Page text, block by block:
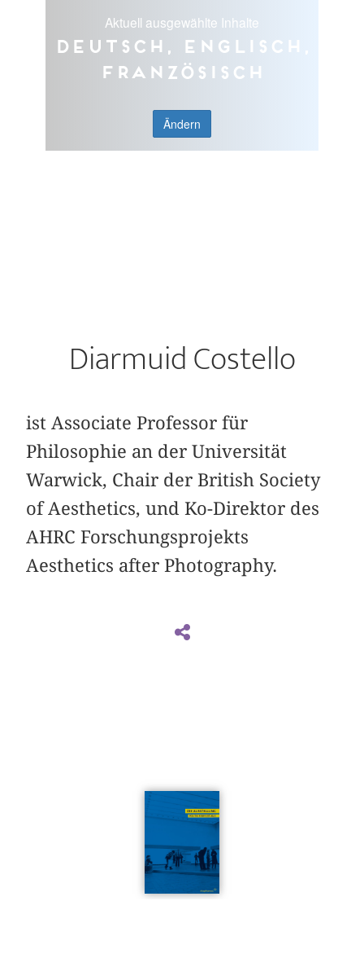
Aktuell ausgewählte Inhalte
Deutsch, Englisch,
Französisch
Ändern
Diarmuid Costello
ist Associate Professor für
Philosophie an der Universität
Warwick, Chair der British Society
of Aesthetics, und Ko-Direktor des
AHRC Forschungsprojekts
Aesthetics after Photography.